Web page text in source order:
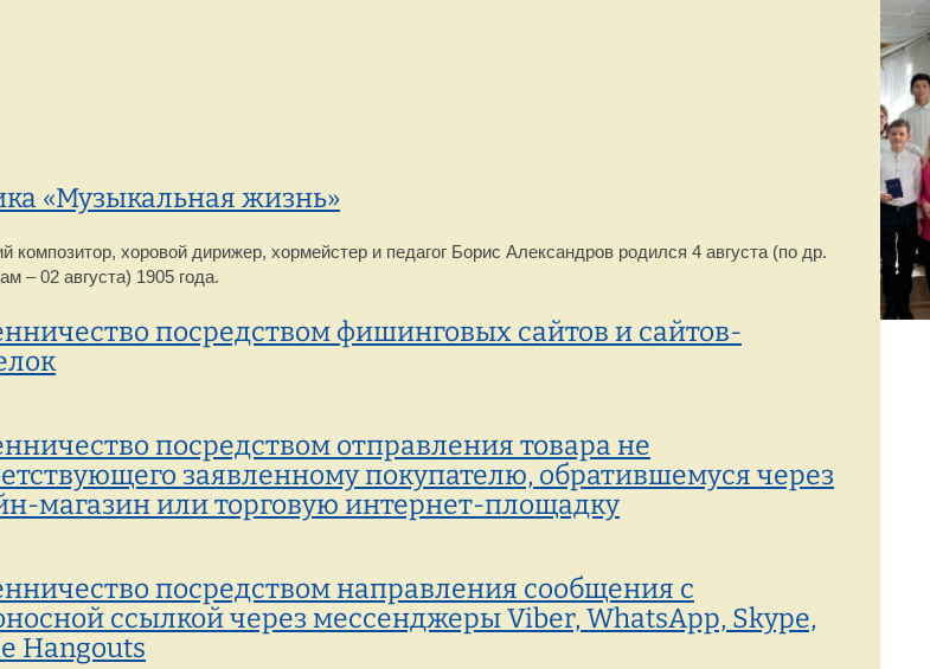
«Музыкальная жизнь»
композитор, хоровой дирижер, хормейстер и педагог Борис Александров родился 4 августа (по др.
– 02 августа) 1905 года.
посредством фишинговых сайтов и сайтов-
посредством отправления товара не
заявленному покупателю, обратившемуся через
магазин или торговую интернет-площадку
посредством направления сообщения с
ссылкой через мессенджеры Viber, WhatsApp, Skype,
Hangouts